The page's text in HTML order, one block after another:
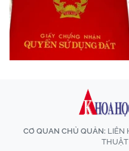
CƠ QUAN CHỦ QUẢN: LIÊN